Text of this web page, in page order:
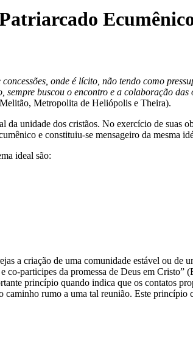
concessões, onde é lícito, não tendo como
buscou o encontro e a colaboração
Metropolita de Heliópolis e Theira).
unidade dos cristãos. No exercício de suas
e constituiu-se mensageiro da mesma
ideal são:
a criação de uma comunidade estável ou de
co-participes da promessa de Deus em Cristo”
princípio quando indica que os contatos
caminho rumo a uma tal reunião. Este